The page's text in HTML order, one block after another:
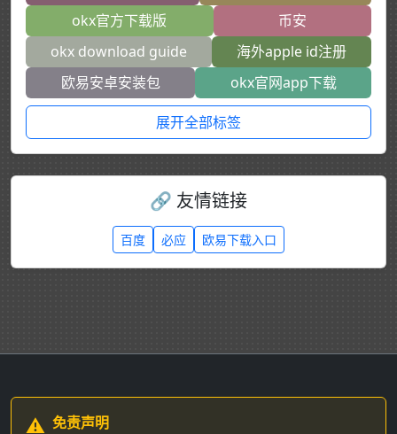
okx官方下载版
币安
okx download guide
海外apple id注册
欧易安卓安装包
okx官网app下载
展开全部标签
🔗 友情链接
百度 必应 欧易下载入口
⚠️ 免责声明